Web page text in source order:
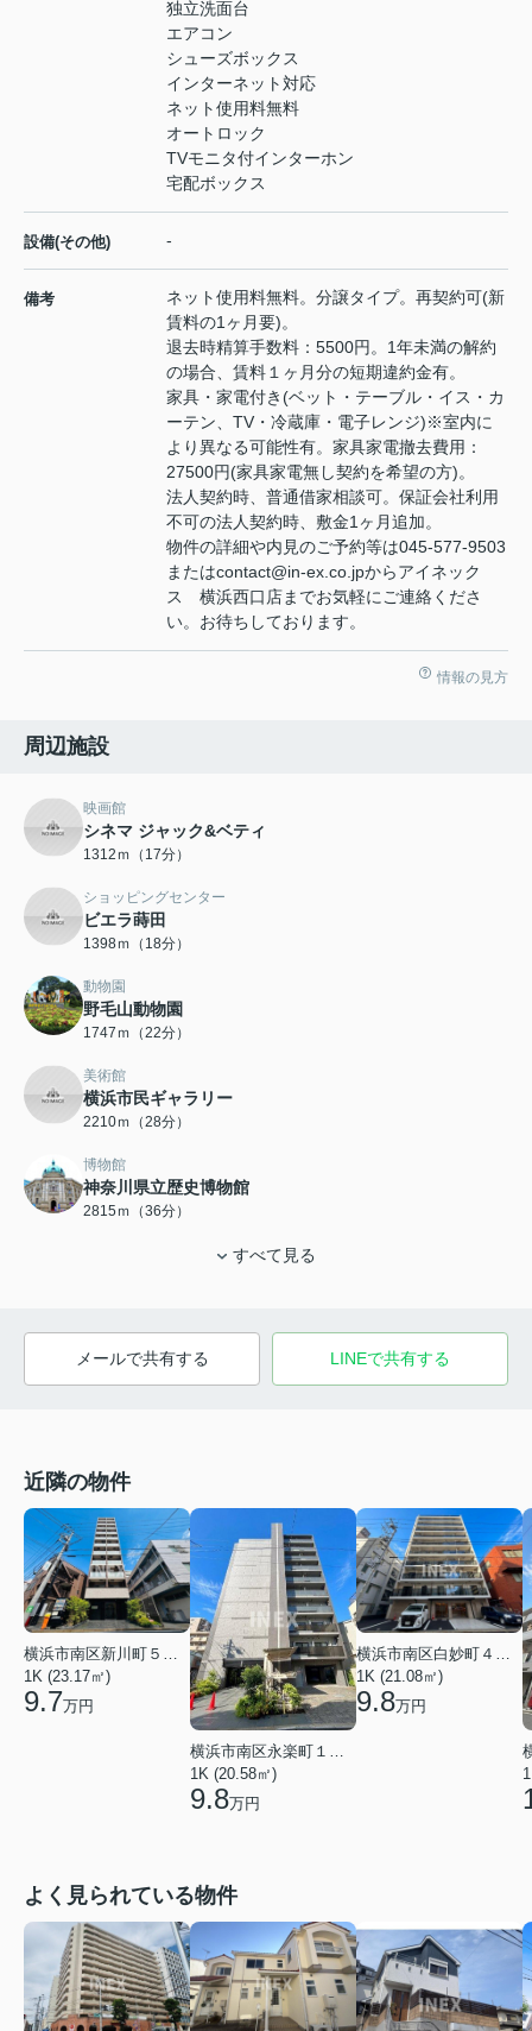
独立洗面台
エアコン
シューズボックス
インターネット対応
ネット使用料無料
オートロック
TVモニタ付インターホン
宅配ボックス
設備(その他) -
備考
ネット使用料無料。分譲タイプ。再契約可(新
賃料の1ヶ月要)。
退去時精算手数料：5500円。1年未満の解約
の場合、賃料１ヶ月分の短期違約金有。
家具・家電付き(ベット・テーブル・イス・カ
ーテン、TV・冷蔵庫・電子レンジ)※室内に
より異なる可能性有。家具家電撤去費用：
27500円(家具家電無し契約を希望の方)。
法人契約時、普通借家相談可。保証会社利用
不可の法人契約時、敷金1ヶ月追加。
物件の詳細や内見のご予約等は045-577-9503
またはcontact@in-ex.co.jpからアイネック
ス 横浜西口店までお気軽にご連絡くださ
い。お待ちしております。
情報の見方
周辺施設
映画館
シネマ ジャック&ベティ
1312ｍ（17分）
ショッピングセンター
ビエラ蒔田
1398ｍ（18分）
動物園
野毛山動物園
1747ｍ（22分）
美術館
横浜市民ギャラリー
2210ｍ（28分）
博物館
神奈川県立歴史博物館
2815ｍ（36分）
すべて見る
メールで共有する LINEで共有する
近隣の物件
1K (23.17㎡)
9.7万円
横浜市南区永楽町１丁目
1K (20.58㎡)
9.8万円
1K (21.08㎡)
9.8万円
よく見られている物件